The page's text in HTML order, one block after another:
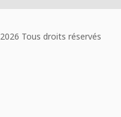
2026 Tous droits réservés